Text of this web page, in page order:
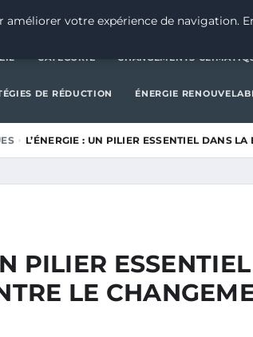
CATÉGORIE
CATÉGORIE CHANGEMENTS
DE RÉDUCTION ÉNERGIE
L’ÉNERGIE : UN PILIER ESSENTIEL DANS
PILIER
LE
améliorer votre expérience de navigation.